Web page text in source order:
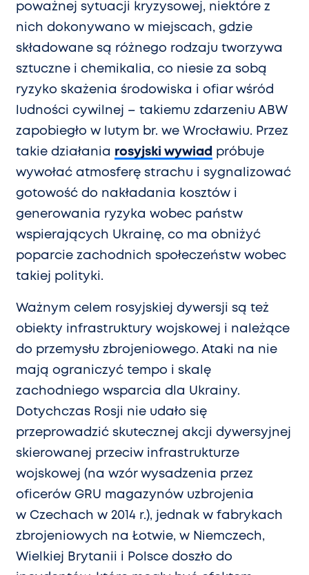
poważnej sytuacji kryzysowej, niektóre z
nich dokonywano w miejscach, gdzie
składowane są różnego rodzaju tworzywa
sztuczne i chemikalia, co niesie za sobą
ryzyko skażenia środowiska i ofiar wśród
ludności cywilnej – takiemu zdarzeniu ABW
zapobiegło w lutym br. we Wrocławiu. Przez
takie działania rosyjski wywiad próbuje
wywołać atmosferę strachu i sygnalizować
gotowość do nakładania kosztów i
generowania ryzyka wobec państw
wspierających Ukrainę, co ma obniżyć
poparcie zachodnich społeczeństw wobec
takiej polityki.
Ważnym celem rosyjskiej dywersji są też
obiekty infrastruktury wojskowej i należące
do przemysłu zbrojeniowego. Ataki na nie
mają ograniczyć tempo i skalę
zachodniego wsparcia dla Ukrainy.
Dotychczas Rosji nie udało się
przeprowadzić skutecznej akcji dywersyjnej
skierowanej przeciw infrastrukturze
wojskowej (na wzór wysadzenia przez
oficerów GRU magazynów uzbrojenia
w Czechach w 2014 r.), jednak w fabrykach
zbrojeniowych na Łotwie, w Niemczech,
Wielkiej Brytanii i Polsce doszło do